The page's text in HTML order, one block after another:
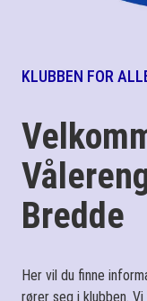
KLUBBEN FOR
Bredde
Her vil du finne
rører seg i klubben.